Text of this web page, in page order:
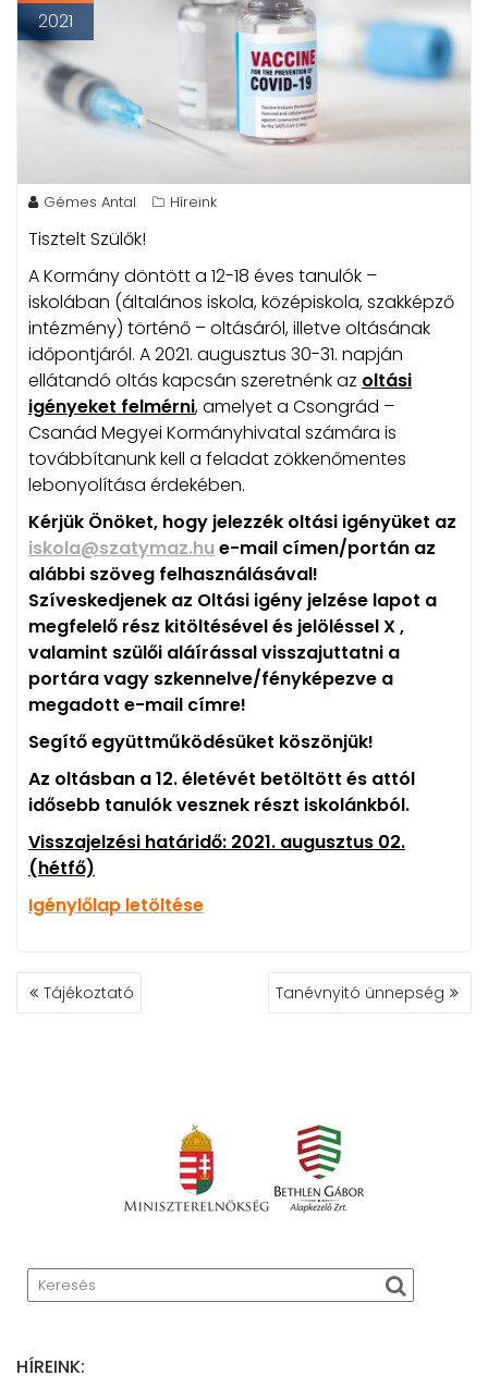
2021
Gémes Antal Híreink
Tisztelt Szülők!
A Kormány döntött a 12-18 éves tanulók –
iskolában (általános iskola, középiskola, szakképző
intézmény) történő – oltásáról, illetve oltásának
időpontjáról. A 2021. augusztus 30-31. napján
ellátandó oltás kapcsán szeretnénk az oltási
igényeket felmérni, amelyet a Csongrád –
Csanád Megyei Kormányhivatal számára is
továbbítanunk kell a feladat zökkenőmentes
lebonyolítása érdekében.
Kérjük Önöket, hogy jelezzék oltási igényüket az
iskola@szatymaz.hue-mail címen/portán az
alábbi szöveg felhasználásával!
Szíveskedjenek az Oltási igény jelzése lapot a
megfelelő rész kitöltésével és jelöléssel X ,
valamint szülői aláírással visszajuttatni a
portára vagy szkennelve/fényképezve a
megadott e-mail címre!
Segítő együttműködésüket köszönjük!
Az oltásban a12. életévét betöltött és attól
idősebb tanulók vesznek részt iskolánkból.
Visszajelzési határidő: 2021. augusztus 02.
(hétfő)
Igénylőlap letöltése
BEJEGYZÉS
NAVIGÁCIÓ
Tájékoztató Tanévnyitó ünnepség
HÍREINK: